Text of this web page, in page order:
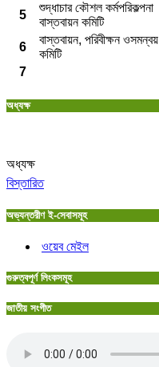
5
শুদ্ধাচার কৌশল কর্মপরিকল্পনা
বাস্তবায়ন কমিটি
6
বাস্তবায়ন, পরিবীক্ষন ওসমন্বয়
কমিটি
7
অধ্যক্ষ
অধ্যক্ষ
বিস্তারিত
অভ্যন্তরীণ ই-সেবাসমূহ
ওয়েব মেইল
গুরুত্বপূর্ণ লিংকসমূহ
জাতীয় সংগীত